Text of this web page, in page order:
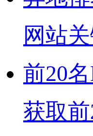
网站
前20
获取